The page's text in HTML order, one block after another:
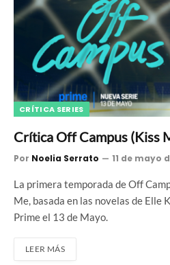
CRÍTICA SERIES
Crítica Off Campus (Kiss
Por Noelia Serrato 11 de mayo
La primera temporada de Off
Me, basada en las novelas de Elle
Prime el 13 de Mayo.
LEER MÁS